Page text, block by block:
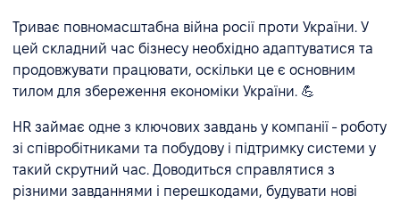
Триває повномасштабна війна pосії проти України. У
цей складний час бізнесу необхідно адаптуватися та
продовжувати працювати, оскільки це є основним
тилом для збереження економіки України. 💪
HR займає одне з ключових завдань у компанії - роботу
зі співробітниками та побудову і підтримку системи у
такий скрутний час. Доводиться справлятися з
різними завданнями і перешкодами, будувати нові